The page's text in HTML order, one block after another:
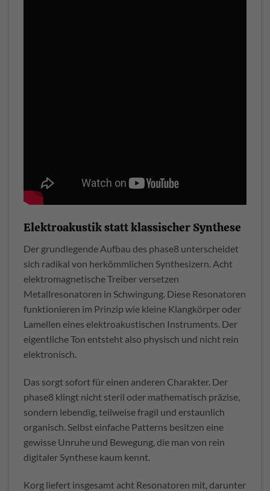
Elektroakustik statt klassischer Synthese
Der grundlegende Aufbau des phase8 unterscheidet
sich radikal von herkömmlichen Synthesizern. Acht
elektromagnetische Treiber versetzen
Metallresonatoren in Schwingung. Diese Resonatoren
funktionieren im Prinzip wie kleine Klangkörper oder
Lamellen eines elektroakustischen Instruments. Der
eigentliche Ton entsteht also physisch und nicht rein
elektronisch.
Das sorgt sofort für einen anderen Charakter. Der
phase8 klingt nicht steril oder mathematisch präzise,
sondern lebendig, teilweise fragil und erstaunlich
organisch. Selbst einfache Patterns besitzen eine
gewisse Unruhe und Bewegung, die man von rein
digitaler Synthese kaum kennt.
Korg liefert insgesamt acht Resonatoren mit, darunter